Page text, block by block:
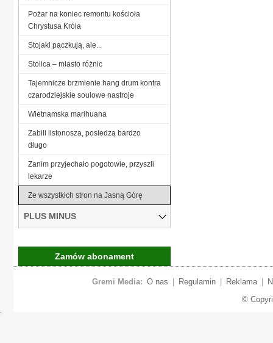
Pożar na koniec remontu kościoła
Chrystusa Króla
Stojaki pączkują, ale...
Stolica – miasto różnic
Tajemnicze brzmienie hang drum kontra
czarodziejskie soulowe nastroje
Wietnamska marihuana
Zabili listonosza, posiedzą bardzo
długo
Zanim przyjechało pogotowie, przyszli
lekarze
Ze wszystkich stron na Jasną Górę
PLUS MINUS
Zamów abonament
Gremi Media: O nas Regulamin Reklama
©